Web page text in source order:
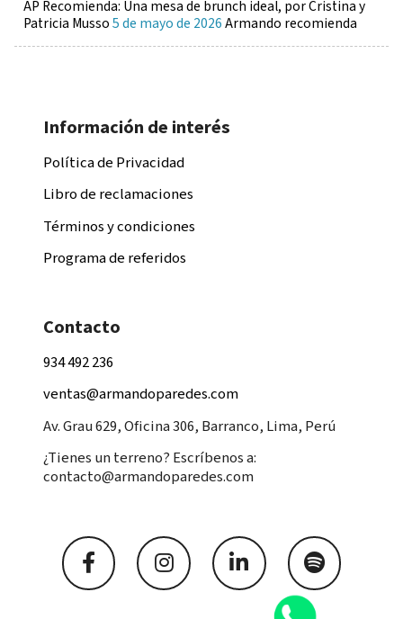
AP Recomienda: Una mesa de brunch ideal, por Cristina y
Patricia Musso5 de mayo de 2026Armando recomienda
Información de interés
Política de Privacidad
Libro de reclamaciones
Términos y condiciones
Programa de referidos
Contacto
934 492 236
ventas@armandoparedes.com
Av. Grau 629, Oficina 306, Barranco, Lima, Perú
¿Tienes un terreno? Escríbenos a:
contacto@armandoparedes.com